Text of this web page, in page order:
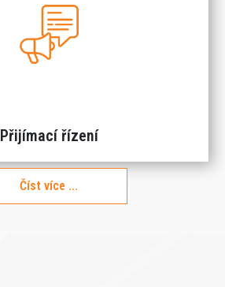
Přijímací řízení
Číst více ...